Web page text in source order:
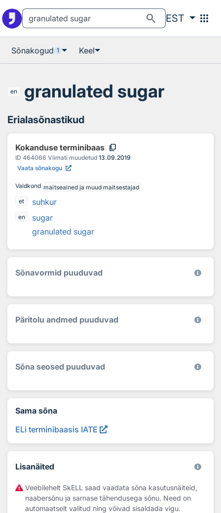
search EST apps
Sõnakogud 1 Keel
en granulated sugar
Erialasõnastikud
Kokanduse terminibaas content_copy
ID 464066 Viimati muudetud 13.09.2019
Vaata sõnakogu
Valdkond maitseained ja muud maitsestajad
et
suhkur
en
sugar
granulated sugar
Sõnavormid puuduvad
Päritolu andmed puuduvad
Sõna seosed puuduvad
Sama sõna
ELi terminibaasis IATE
Lisanäited
Veebilehelt SkELL saad vaadata sõna kasutusnäiteid,
naabersõnu ja sarnase tähendusega sõnu. Need on
automaatselt valitud ning võivad sisaldada vigu.